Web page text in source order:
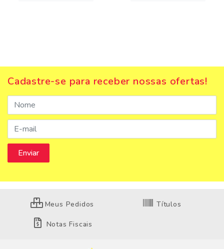
Cadastre-se para receber nossas ofertas!
Meus Pedidos Títulos
Notas Fiscais